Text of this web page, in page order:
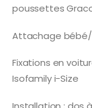
poussettes
Attachage bébé/
Fixations en
Isofamily i-Size